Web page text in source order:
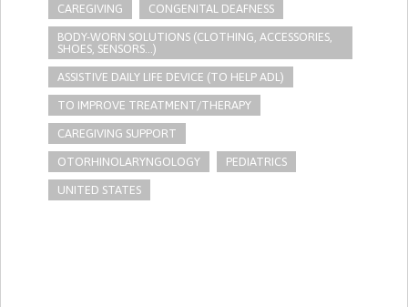
CAREGIVING CONGENITAL DEAFNESS
BODY-WORN SOLUTIONS (CLOTHING, ACCESSORIES,
SHOES, SENSORS...)
ASSISTIVE DAILY LIFE DEVICE (TO HELP ADL)
TO IMPROVE TREATMENT/THERAPY
CAREGIVING SUPPORT
OTORHINOLARYNGOLOGY PEDIATRICS
UNITED STATES